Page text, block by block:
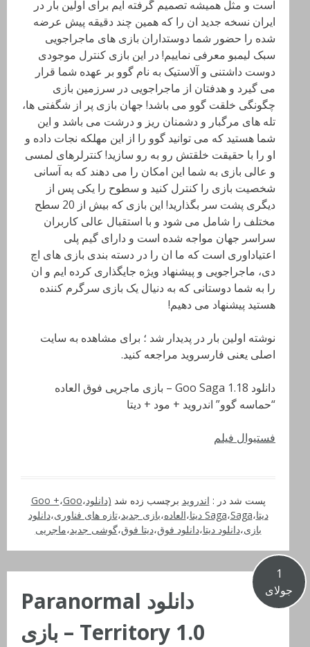
است و مثل همیشه تصمیم گرفته ایم برای اولین بار در
ایران نسخه جدید ان را که همین چند دقیقه پیش عرضه
شده را حضور شما دوستداران بازی های ماجراجویی
سبک لیمبو معرفی نماییم! در این بازی کنترل موجودی
دوست داشتنی و آلاستیک به نام گوو بر عهده شما قرار
می گیرد و هدفتان از ماجراجویی در سرزمین بازی
چگونگی خلقت گوو می باشد! جهان بازی پر از شگفتی ها،
تله های مرگبار و دشمنان ریز و درشت می باشد و این
شما هستید که می توانید گوو را از این مهلکه نجات داده و
او را با حقیقت خلقتش رو به رو سازید! کنترلرهای لمسی
و عالی بازی به شما این امکان را می دهند که به آسانی
شخصیت بازی را کنترل کنید و سطوح را یکی پس از
دیگری پشت سر بگذارید! این بازی که بیش از 20 سطح
مختلف را شامل می شود و با استقبال عالی کاربران
سراسر جهان مواجه شده است و دارای گیم پلی
اعتیاداوری است که ما ان را در دسته بندی بازی های اچ
دی، ماجراجویی و پیشنهاد ویژه جایگذاری کرده ایم و ان
را به شما دوستانی که به دنیال یک بازی سرگرم کننده
هستید پیشنهاد می دهیم!
نوشته اولین بار در پدیدار شد ؛ برای مشاهده به سایت
اصلی یعنی فارسروید مراجعه کنید.
دانلود Goo Saga 1.18 – بازی ماجریی فوق العاده
“حماسه گوو” اندروید + مود + دیتا
فستیوال فیلم
پست شد در : اندروید برچسب زده شد (دانلود، Goo +،Goo
دیتا، Saga،Saga دیتا ،العاده،بازی جدید،تازه های فناوری،دانلود
بازی،دانلود دیتا،دانلود فوق،دیتا فوق،گوشی جدید،ماجریی
1
جولای
دانلود Paranormal
Territory 1.0 – بازی